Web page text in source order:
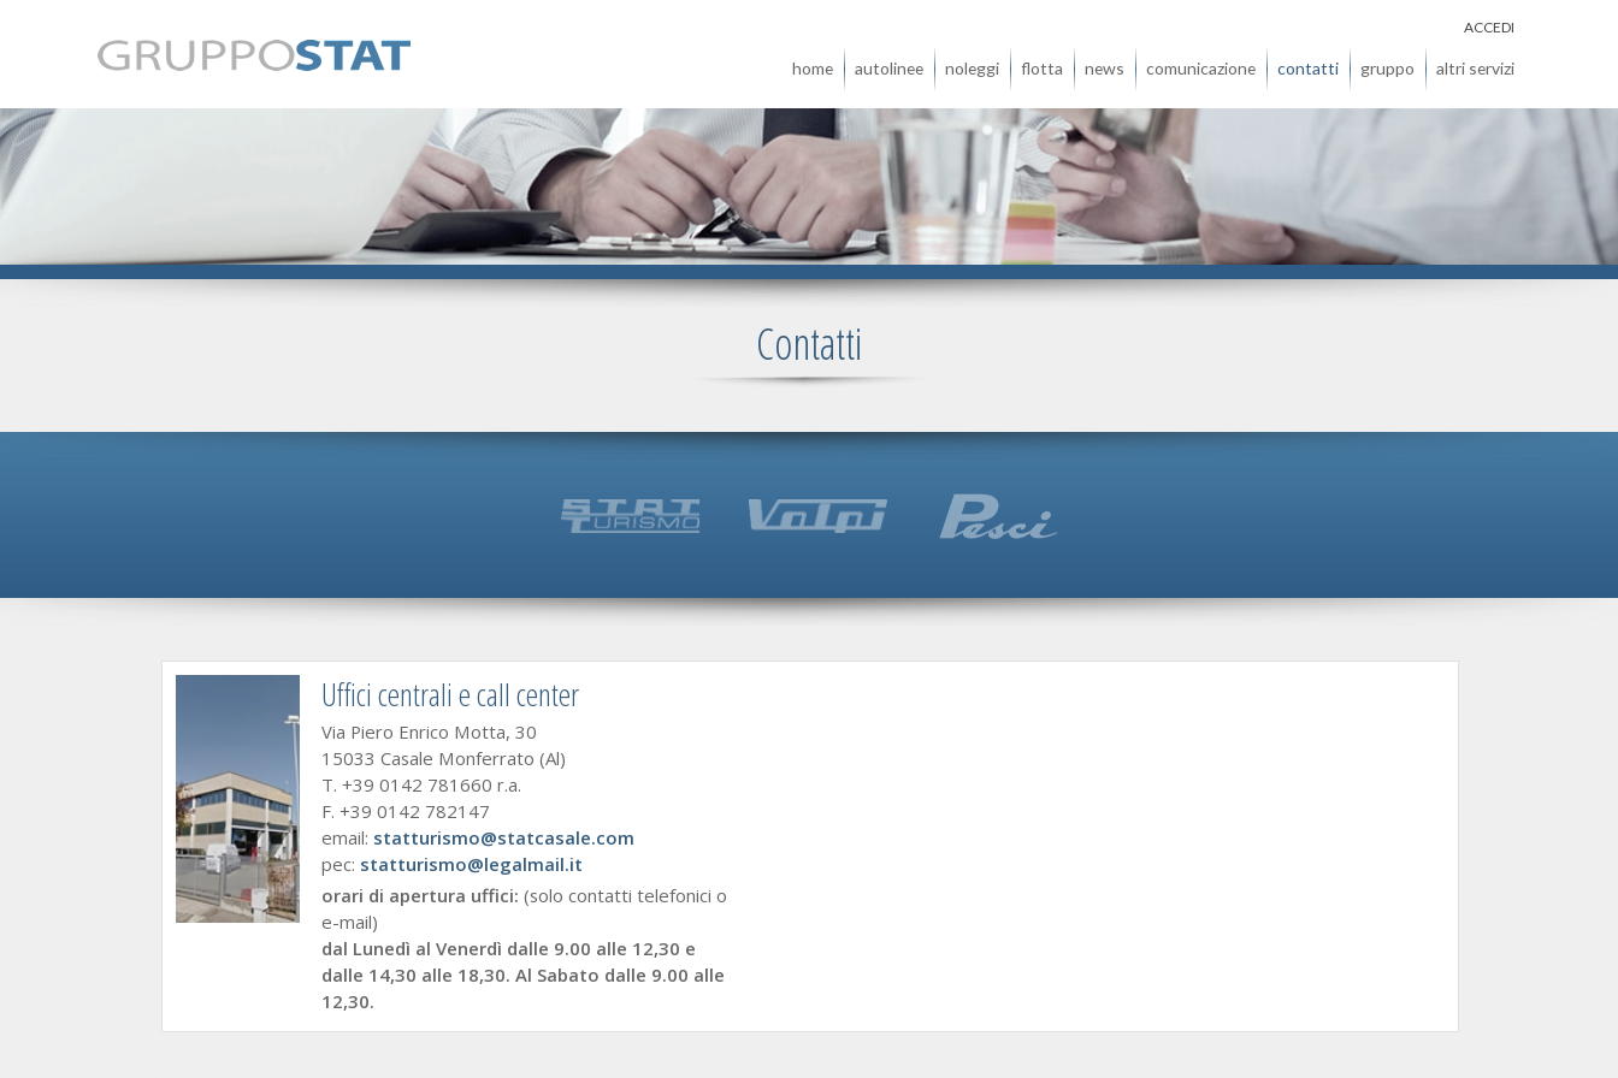
ACCEDI
home autolinee noleggi flotta news comunicazione contatti gruppo altri servizi
Contatti
Uffici centrali e call center
Via Piero Enrico Motta, 30
15033 Casale Monferrato (Al)
T. +39 0142 781660 r.a.
F. +39 0142 782147
email: statturismo@statcasale.com
pec: statturismo@legalmail.it
orari di apertura uffici: (solo contatti telefonici o
e-mail)
dal Lunedì al Venerdì dalle 9.00 alle 12,30 e
dalle 14,30 alle 18,30. Al Sabato dalle 9.00 alle
12,30.